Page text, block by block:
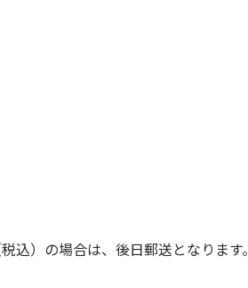
）の場合は、後日郵送となります。